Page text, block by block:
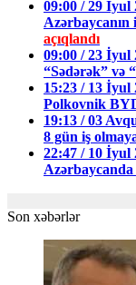
09:00 / 29 İyul
Azərbaycanın
açıqlandı
09:00 / 23 İyul
“Sədərək” və
15:23 / 13 İyul
Polkovnik
19:13 / 03
8 gün iş
22:47 / 10 İyul
Son xəbərlər